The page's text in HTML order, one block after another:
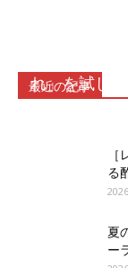
最近の記事
れ」を試して
る
夏
ー